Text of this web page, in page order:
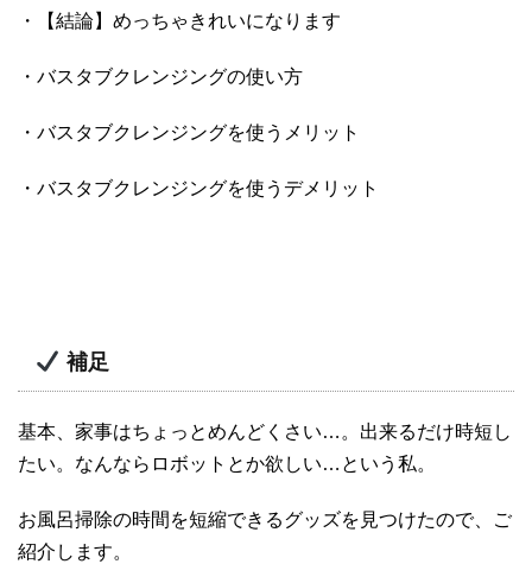
・【結論】めっちゃきれいになります
・バスタブクレンジングの使い方
・バスタブクレンジングを使うメリット
・バスタブクレンジングを使うデメリット
補足
基本、家事はちょっとめんどくさい…。出来るだけ時短し
たい。なんならロボットとか欲しい…という私。
お風呂掃除の時間を短縮できるグッズを見つけたので、ご
紹介します。